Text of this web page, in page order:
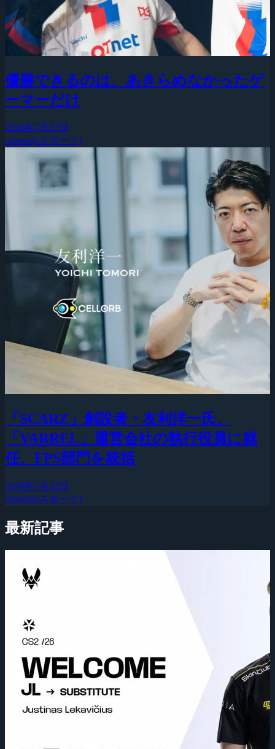
優勝できるのは、あきらめなかったゲ
ーマーだけ
2026年7月27日
esports(eスポーツ)
「SCARZ」創設者・友利洋一氏、
「VARREL」運営会社の執行役員に就
任、FPS部門を統括
2026年7月22日
esports(eスポーツ)
最新記事